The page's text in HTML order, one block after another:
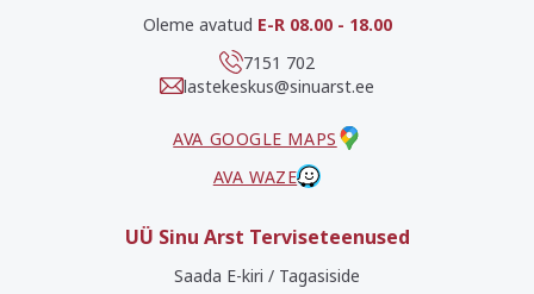
Oleme avatud E-R 08.00 - 18.00
7151 702
lastekeskus@sinuarst.ee
AVA GOOGLE MAPS
AVA WAZE
UÜ Sinu Arst Terviseteenused
Saada E-kiri / Tagasiside